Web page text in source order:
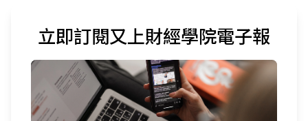
立即訂閱又上財經學院電子報